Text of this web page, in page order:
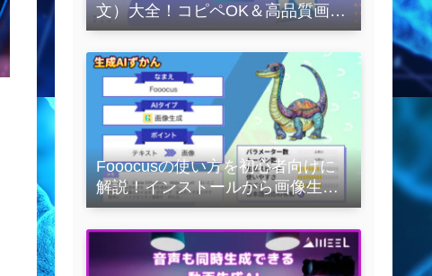
文）大全！コピペOK＆高品質画像
を作るコツの完全保存版
Fooocusの使い方を初心者向けに
解説！インストールから画像生成
の実践まで紹介